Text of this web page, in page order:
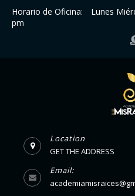
Horario de Oficina:
Lunes
pm
Location
GET THE ADDRESS
Email: